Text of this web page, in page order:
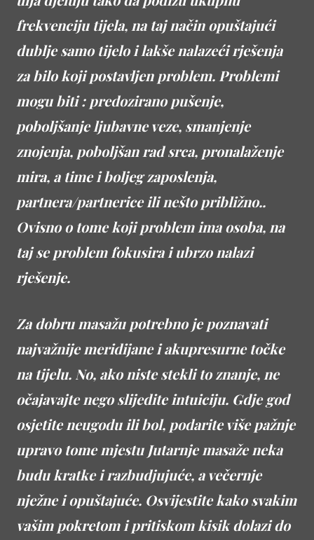
frekvenciju tijela, na taj način opuštajući
dublje samo tijelo i lakše nalazeći rješenja
za bilo koji postavljen problem. Problemi
mogu biti : predozirano pušenje,
poboljšanje ljubavne veze, smanjenje
znojenja, poboljšan rad srca, pronalaženje
mira, a time i boljeg zaposlenja,
partnera/partnerice ili nešto približno..
Ovisno o tome koji problem ima osoba, na
taj se problem fokusira i ubrzo nalazi
rješenje.
Za dobru masažu potrebno je poznavati
najvažnije meridijane i akupresurne točke
na tijelu. No, ako niste stekli to znanje, ne
očajavajte nego slijedite intuiciju. Gdje god
osjetite neugodu ili bol, podarite više pažnje
upravo tome mjestu Jutarnje masaže neka
budu kratke i razbudjujuće, a večernje
nježne i opuštajuće. Osvijestite kako svakim
vašim pokretom i pritiskom kisik dolazi do